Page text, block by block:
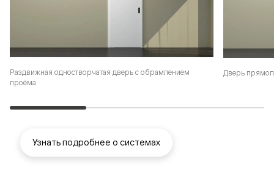
Раздвижная одностворчатая дверь с обрамлением
проёма
Дверь
Узнать подробнее о системах